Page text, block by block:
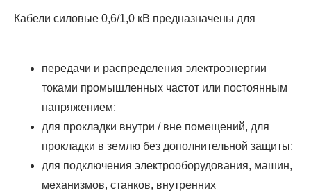
Кабели силовые 0,6/1,0 кВ предназначены для
передачи и распределения электроэнергии
токами промышленных частот или постоянным
напряжением;
для прокладки внутри / вне помещений, для
прокладки в землю без дополнительной защиты;
для подключения электрооборудования, машин,
механизмов, станков, внутренних